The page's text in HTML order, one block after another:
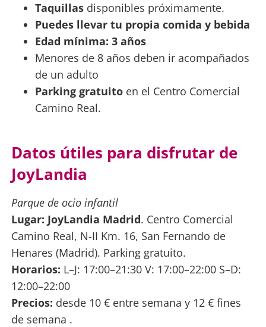
Taquillasdisponibles próximamente.
Puedes llevar tu propia comida y bebida
Edad mínima: 3 años
Menores de 8 años deben ir acompañados
de un adulto
Parking gratuitoen el Centro Comercial
Camino Real.
Datos útiles para disfrutar de
JoyLandia
Parque de ocio infantil
Lugar: JoyLandia Madrid. Centro Comercial
Camino Real, N-II Km. 16, San Fernando de
Henares (Madrid). Parking gratuito.
Horarios: L–J: 17:00–21:30 V: 17:00–22:00 S–D:
12:00–22:00
Precios: desde 10 € entre semana y 12 € fines
de semana .